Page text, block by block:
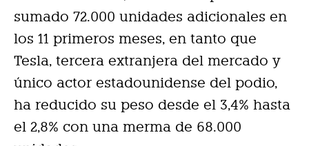
sumado 72.000 unidades adicionales en
los 11 primeros meses, en tanto que
Tesla, tercera extranjera del mercado y
único actor estadounidense del podio,
ha reducido su peso desde el 3,4% hasta
el 2,8% con una merma de 68.000